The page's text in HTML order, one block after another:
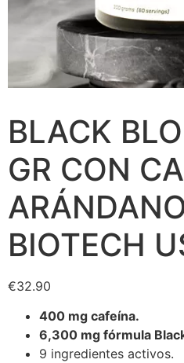
BLACK
GR CON
BIOTECH
€32.90
400 mg cafeína.
6,300 mg fórmula
9 ingredientes activos.